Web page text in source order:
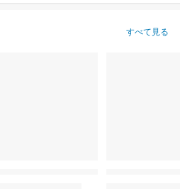
すべて見る